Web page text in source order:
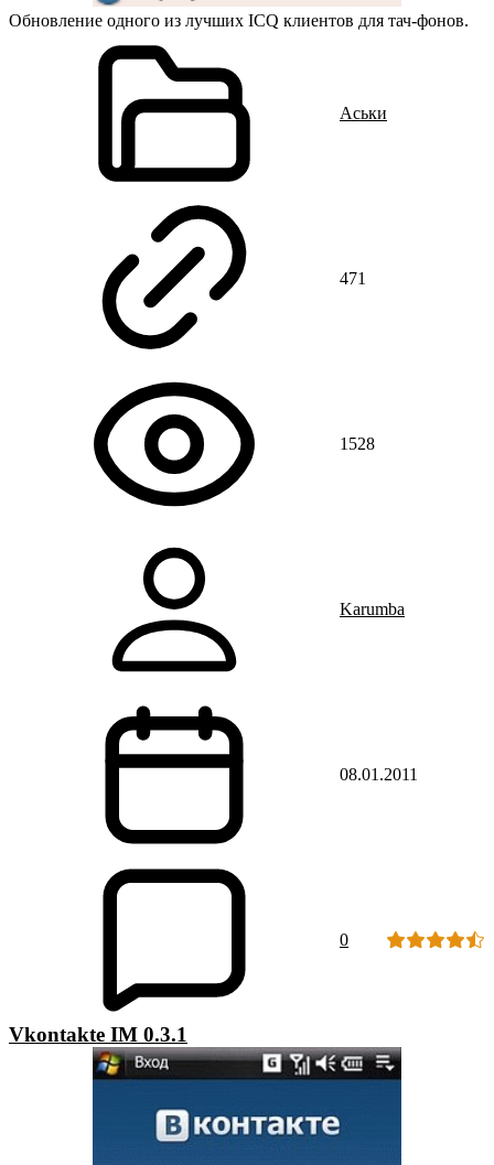
Обновление одного из лучших ICQ клиентов для тач-фонов.
Аськи
471
1528
Karumba
08.01.2011
0
Vkontakte IM 0.3.1